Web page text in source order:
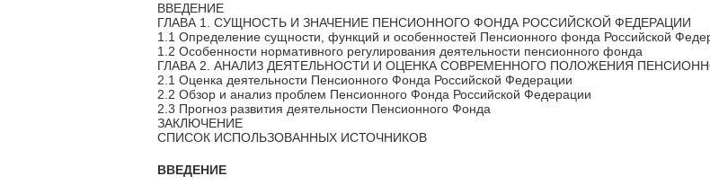
ВВЕДЕНИЕ
ГЛАВА 1. СУЩНОСТЬ И ЗНАЧЕНИЕ ПЕНСИОННОГО ФОНДА РОССИЙСКОЙ ФЕДЕРАЦИИ
1.1 Определение сущности, функций и особенностей Пенсионного фонда Российской
1.2 Особенности нормативного регулирования деятельности пенсионного фонда
ГЛАВА 2. АНАЛИЗ ДЕЯТЕЛЬНОСТИ И ОЦЕНКА СОВРЕМЕННОГО ПОЛОЖЕНИЯ
2.1 Оценка деятельности Пенсионного Фонда Российской Федерации
2.2 Обзор и анализ проблем Пенсионного Фонда Российской Федерации
2.3 Прогноз развития деятельности Пенсионного Фонда
ЗАКЛЮЧЕНИЕ
СПИСОК ИСПОЛЬЗОВАННЫХ ИСТОЧНИКОВ
ВВЕДЕНИЕ